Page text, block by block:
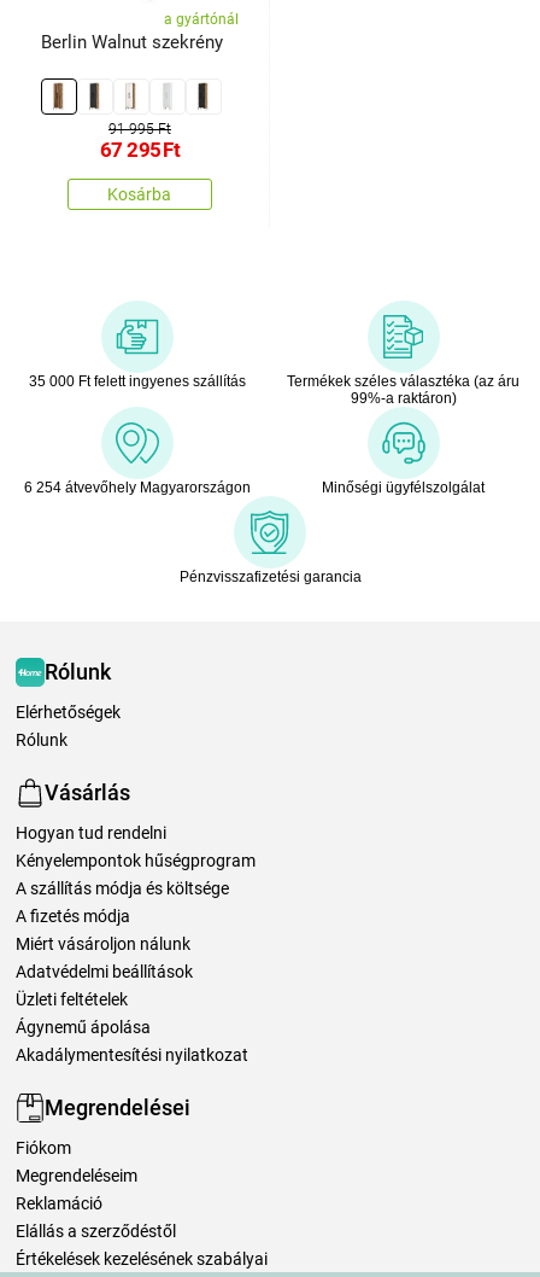
a gyártónál
Berlin Walnut szekrény
91 995 Ft
67 295Ft
Kosárba
35 000 Ft felett ingyenes szállítás
Termékek széles választéka (az áru
99%-a raktáron)
6 254 átvevőhely Magyarországon Minőségi ügyfélszolgálat
Pénzvisszafizetési garancia
Rólunk
Elérhetőségek
Rólunk
Vásárlás
Hogyan tud rendelni
Kényelempontok hűségprogram
A szállítás módja és költsége
A fizetés módja
Miért vásároljon nálunk
Adatvédelmi beállítások
Üzleti feltételek
Ágynemű ápolása
Akadálymentesítési nyilatkozat
Megrendelései
Fiókom
Megrendeléseim
Reklamáció
Elállás a szerződéstől
Értékelések kezelésének szabályai